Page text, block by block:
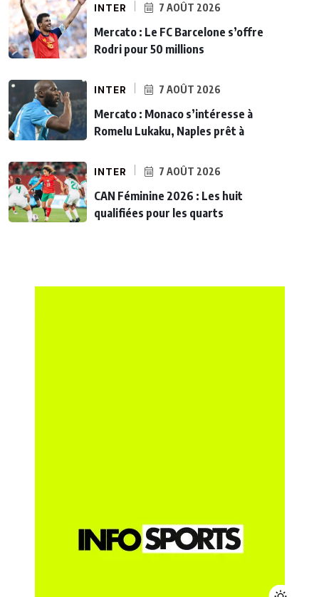
INTER 7 AOÛT 2026
Mercato : Le FC Barcelone s’offre
Rodri pour 50 millions
INTER 7 AOÛT 2026
Mercato : Monaco s’intéresse à
Romelu Lukaku, Naples prêt à
INTER 7 AOÛT 2026
CAN Féminine 2026 : Les huit
qualifiées pour les quarts